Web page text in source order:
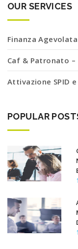
OUR SERVICES
Finanza Agevolata
Caf & Patronato
Attivazione SPID e
POPULAR